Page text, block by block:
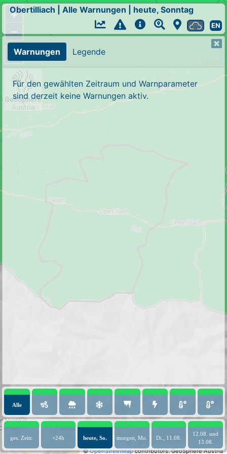
+
−
©OpenStreetMapcontributors. GeoSphere Austria
Obertilliach Alle Warnungen heute, Sonntag
EN
Warnungen Legende
Für den gewählten Zeitraum und Warnparameter
sind derzeit keine Warnungen aktiv.
Alle
ges. Zeitr. +24h heute, So. morgen, Mo. Di., 11.08.
12.08. und
13.08.